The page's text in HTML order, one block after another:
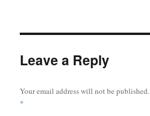
Leave a Reply
Your email address will not be published.
*